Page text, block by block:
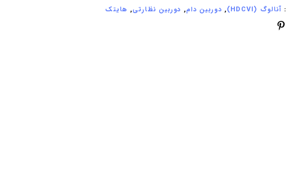
آنالوگ (HDCVI) , دوربین دام, دوربین نظارتی, هایتک